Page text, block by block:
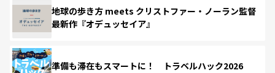
地球の歩き方 meets クリストファー・ノーラン監督
最新作『オデュッセイア』
準備も滞在もスマートに！ トラベルハック2026